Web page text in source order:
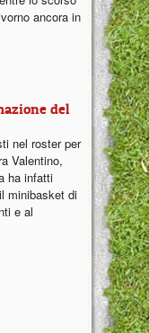
ancora in
del
nel roster per
Valentino,
ha infatti
minibasket di
e al